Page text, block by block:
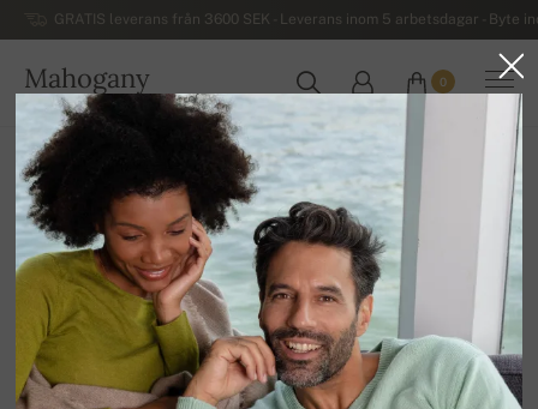
GRATIS leverans från 3600 SEK - Leverans inom 5 arbetsdagar - Byte
Mahogany
SVERIGE
0
Hem